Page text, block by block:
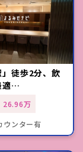
」徒歩2分、飲
適…
26.96万
ウンター有